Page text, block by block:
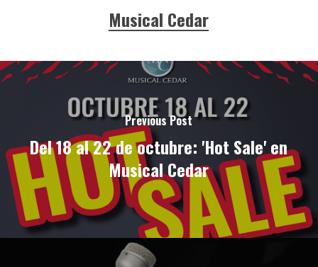
Musical Cedar
Previous Post
Del 18 al 22 de octubre: 'Hot Sale' en
Musical Cedar